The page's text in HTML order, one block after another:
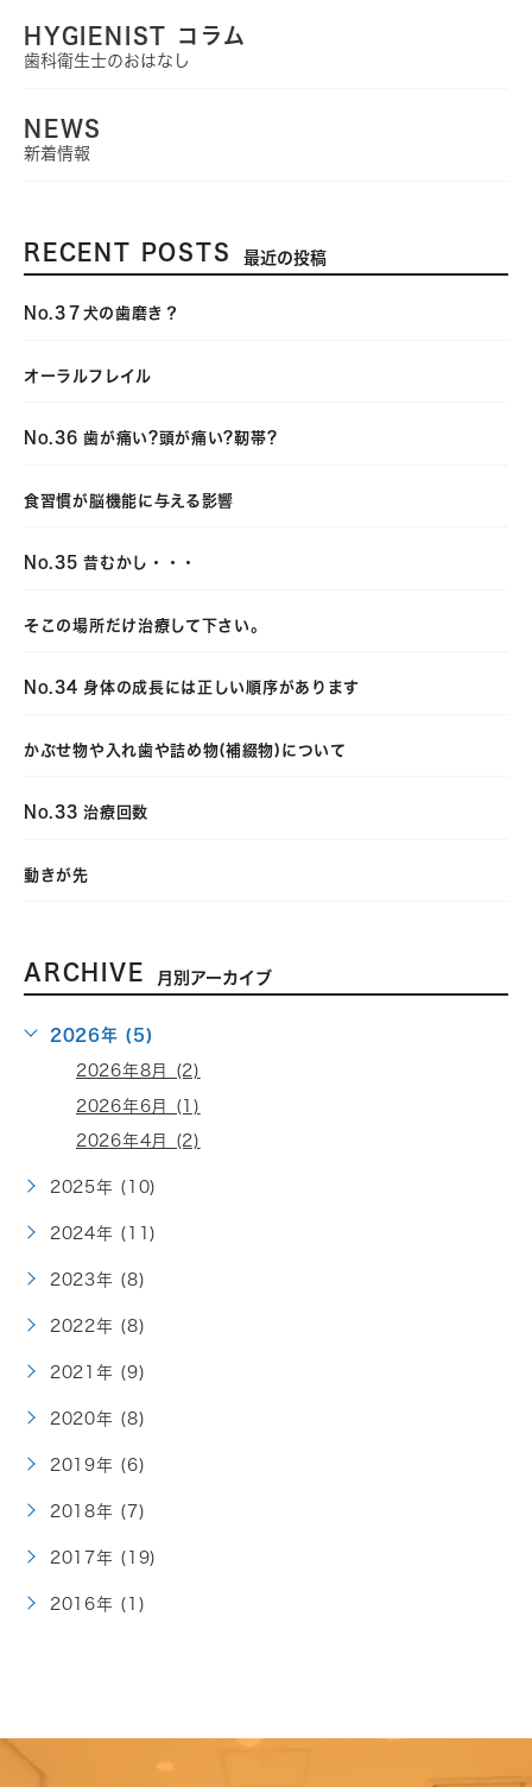
HYGIENIST コラム
歯科衛生士のおはなし
NEWS
新着情報
RECENT POSTS 最近の投稿
No.3７犬の歯磨き？
オーラルフレイル
No.36 歯が痛い?頭が痛い?靭帯?
食習慣が脳機能に与える影響
No.35 昔むかし・・・
そこの場所だけ治療して下さい。
No.34 身体の成長には正しい順序があります
かぶせ物や入れ歯や詰め物(補綴物)について
No.33 治療回数
動きが先
ARCHIVE 月別アーカイブ
2026年 (5)
2026年8月 (2)
2026年6月 (1)
2026年4月 (2)
2025年 (10)
2024年 (11)
2023年 (8)
2022年 (8)
2021年 (9)
2020年 (8)
2019年 (6)
2018年 (7)
2017年 (19)
2016年 (1)